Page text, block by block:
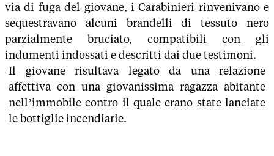
via di fuga del giovane, i Carabinieri rinvenivano e
sequestravano alcuni brandelli di tessuto nero
parzialmente bruciato, compatibili con gli
indumenti indossati e descritti dai due testimoni.
Il giovane risultava legato da una relazione
affettiva con una giovanissima ragazza abitante
nell’immobile contro il quale erano state lanciate
le bottiglie incendiarie.